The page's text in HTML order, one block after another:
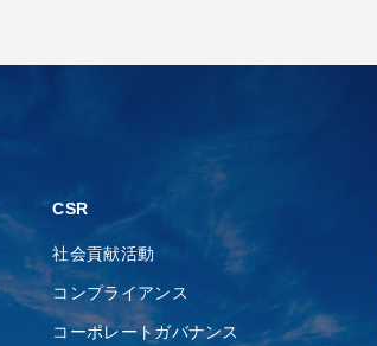
CSR
社会貢献活動
コンプライアンス
コーポレートガバナンス